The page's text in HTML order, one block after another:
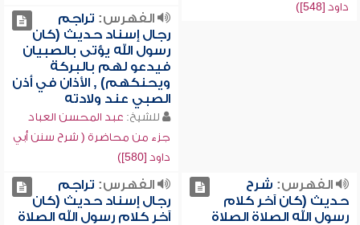
داود [548])
الفهرس: تراجم
رجال إسناد حديث (كان
رسول الله يؤتى بالصبيان
فيدعو لهم بالبركة
ويحنكهم) , الأذان في أذن
الصبي عند ولادته
للشيخ: عبد المحسن العباد
جزء من محاضرة ( شرح سنن أبي
داود [580])
الفهرس: شرح
حديث (كان آخر كلام
رسول الله الصلاة الصلاة
الفهرس: تراجم
رجال إسناد حديث (كان
آخر كلام رسول الله الصلاة